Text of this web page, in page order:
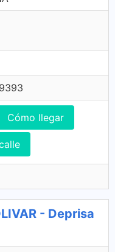
Cómo llegar
- Deprisa